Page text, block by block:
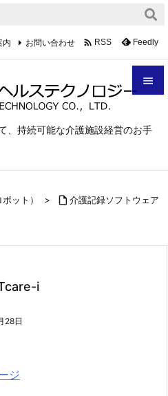
、持続可能な介護施設経営のお手

メニュ

内 お問い合わせ  RSS Feedly
ット） >  介護記録ソフトウェア
i
28日
ジ